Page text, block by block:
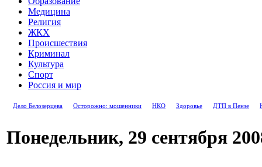
Медицина
Религия
ЖКХ
Происшествия
Криминал
Культура
Спорт
Россия и мир
Дело Белозерцева Осторожно: мошенники НКО Здоровье ДТП в Пензе
Понедельник, 29 сентября